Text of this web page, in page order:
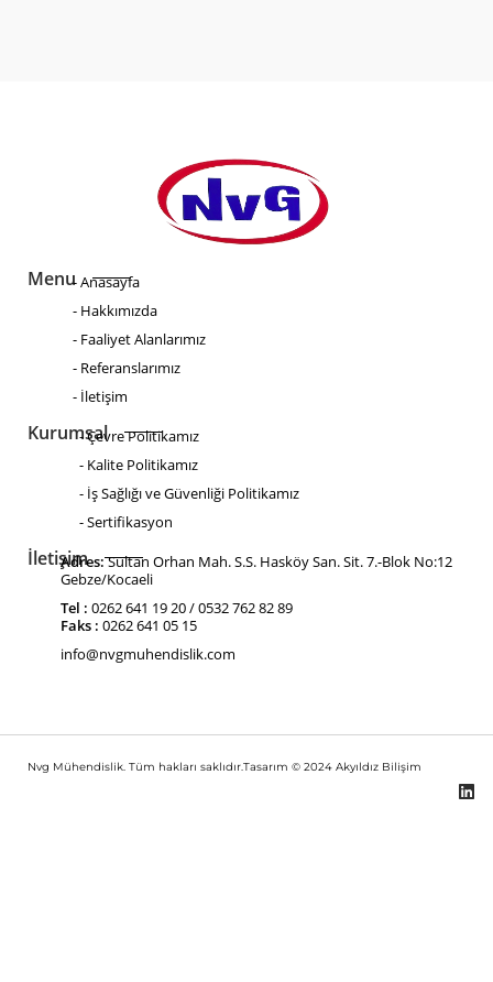
Menu- Anasayfa
- Hakkımızda
- Faaliyet Alanlarımız
- Referanslarımız
- İletişim
Kurumsal- Çevre Politikamız
- Kalite Politikamız
- İş Sağlığı ve Güvenliği Politikamız
- Sertifikasyon
İletişim
Adres:Sultan Orhan Mah. S.S. Hasköy San. Sit. 7.-Blok No:12
Gebze/Kocaeli
Tel : 0262 641 19 20 / 0532 762 82 89
Faks : 0262 641 05 15
info@nvgmuhendislik.com
Nvg Mühendislik. Tüm hakları saklıdır.Tasarım © 2024 Akyıldız Bilişim